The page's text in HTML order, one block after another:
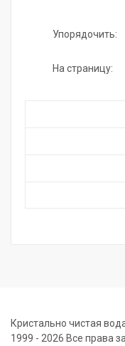
Упорядочить:
На страницу:
Кристально чистая
1999 - 2026 Все права